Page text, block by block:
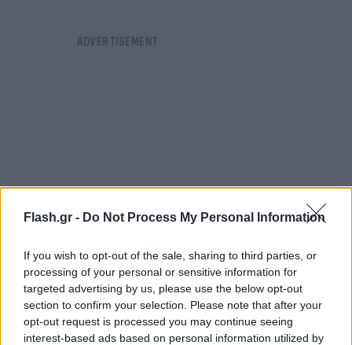
Flash.gr - Do Not Process My Personal Information
If you wish to opt-out of the sale, sharing to third parties, or
processing of your personal or sensitive information for
targeted advertising by us, please use the below opt-out
section to confirm your selection. Please note that after your
opt-out request is processed you may continue seeing
interest-based ads based on personal information utilized by
Ασφαλώς και τέτοιες δηλώσεις δεν εκπροσωπούν
το σύνολο των πιστών και των εκκλησιαστικών